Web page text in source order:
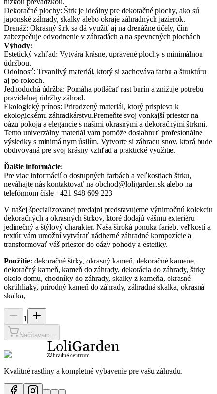
nízkou prevádzkou.
Dekoračné plochy: Štrk je ideálny pre dekoračné plochy, ako sú
japonské záhrady, skalky alebo okraje záhradných jazierok.
Drenáž: Okrasný štrk sa dá využiť aj na drenážne účely, čím
zabezpečuje odvodnenie v záhradách a na spevnených plochách.
Výhody:
Estetický vzhľad: Vytvára krásne, upravené plochy s minimálnou
údržbou.
Odolnosť: Trvanlivý materiál, ktorý si zachováva farbu a štruktúru
aj po rokoch.
Jednoduchá údržba: Pomáha potláčať rast burín a znižuje potrebu
pravidelnej údržby záhrad.
Ekologický prínos: Prirodzený materiál, ktorý prispieva k
ekologickému záhradkárstvu.Premeňte svoj vonkajší priestor na
oázu pokoja a elegancie s našimi okrasnými a dekoračnými štrkmi.
Tento univerzálny materiál vám pomôže dosiahnuť profesionálne
výsledky s minimálnym úsilím. Vytvorte si záhradu snov, ktorá bude
obdivovaná pre svoj krásny vzhľad a praktické využitie.
Ďalšie informácie:
Pre viac informácií o dostupných farbách a veľkostiach štrku,
neváhajte nás kontaktovať na obchod@loligarden.sk alebo na
telefónnom čísle +421 948 609 223
V našej špecializovanej predajni predstavujeme výnimočnú kolekciu
dekoračných a okrasných štrkov, ktoré dodajú vášmu exteriéru
jedinečný a štýlový charakter. Naša široká ponuka farieb, veľkostí a
textúr vám umožní vytvárať nádherné záhradné kompozície a
transformovať váš priestor do oázy pohody a estetiky.
Použitie: dekoračné štrky, okrasný kameň, dekoračné kamene,
dekoračný kameň, kameň do záhrady, dekorácia do záhrady, štrky
okolo domu, chodníky do záhrady, skalky z kameňa, okrasné
okrúhliaky, prírodný kameň do záhrady, záhradná skalka, okrasná
skalka,
1
Načítavam...
Kvalitné rastliny a kompletné vybavenie pre vašu záhradu.